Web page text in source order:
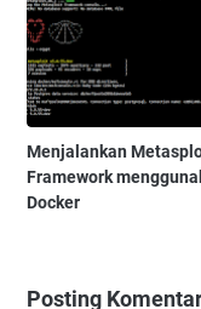
Menjalankan
Framework
Docker
Posting